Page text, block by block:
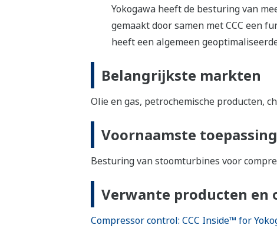
Yokogawa heeft de besturing van
gemaakt door samen met CCC een
heeft een algemeen
Belangrijkste markten
Olie en gas, petrochemische producten,
Voornaamste
Besturing van stoomturbines voor
Verwante producten en
Compressor control: CCC Inside™ for